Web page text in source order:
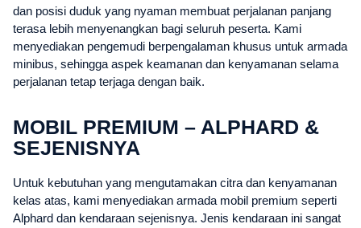
dan posisi duduk yang nyaman membuat perjalanan panjang
terasa lebih menyenangkan bagi seluruh peserta. Kami
menyediakan pengemudi berpengalaman khusus untuk armada
minibus, sehingga aspek keamanan dan kenyamanan selama
perjalanan tetap terjaga dengan baik.
MOBIL PREMIUM – ALPHARD &
SEJENISNYA
Untuk kebutuhan yang mengutamakan citra dan kenyamanan
kelas atas, kami menyediakan armada mobil premium seperti
Alphard dan kendaraan sejenisnya. Jenis kendaraan ini sangat